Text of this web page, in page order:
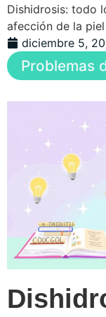
Dishidrosis: todo
afección de la
diciembre 5,
Problemas